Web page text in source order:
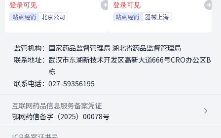
Biomedical,Inc. a St. Jude
Medical Company
登录可见
站点经销 北京公司
登录可见
站点经销 器械上海
监管机构： 国家药品监督管理局 湖北省药品监督管理局
联系地址： 武汉市东湖新技术开发区高新大道666号CRO办公区B
栋
联系电话： 027-59356195
互联网药品信息服务备案凭证
鄂网药信备字（2025）00078号